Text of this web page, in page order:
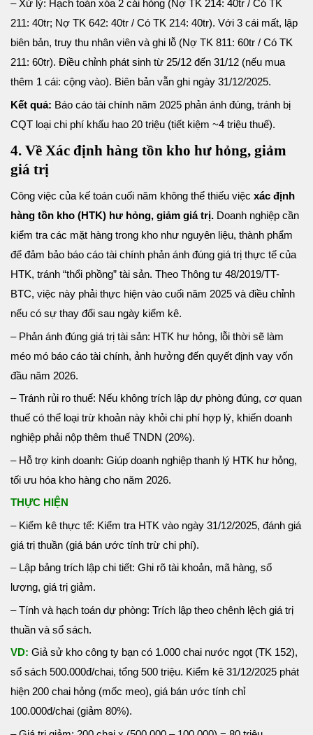
– Xử lý: Hạch toán xóa 2 cái hỏng (Nợ TK 214: 40tr / Có TK
211: 40tr; Nợ TK 642: 40tr / Có TK 214: 40tr). Với 3 cái mất, lập
biên bản, truy thu nhân viên và ghi lỗ (Nợ TK 811: 60tr / Có TK
211: 60tr). Điều chỉnh phát sinh từ 25/12 đến 31/12 (nếu mua
thêm 1 cái: cộng vào). Biên bản vẫn ghi ngày 31/12/2025.
Kết quả: Báo cáo tài chính năm 2025 phản ánh đúng, tránh bị
CQT loại chi phí khấu hao 20 triệu (tiết kiệm ~4 triệu thuế).
4. Về Xác định hàng tồn kho hư hỏng, giảm
giá trị
Công việc của kế toán cuối năm không thể thiếu việc xác định
hàng tồn kho (HTK) hư hỏng, giảm giá trị. Doanh nghiệp cần
kiểm tra các mặt hàng trong kho như nguyên liệu, thành phẩm
để đảm bảo báo cáo tài chính phản ánh đúng giá trị thực tế của
HTK, tránh “thổi phồng” tài sản. Theo Thông tư 48/2019/TT-
BTC, việc này phải thực hiện vào cuối năm 2025 và điều chỉnh
nếu có sự thay đổi sau ngày kiểm kê.
– Phản ánh đúng giá trị tài sản: HTK hư hỏng, lỗi thời sẽ làm
méo mó báo cáo tài chính, ảnh hưởng đến quyết định vay vốn
đầu năm 2026.
– Tránh rủi ro thuế: Nếu không trích lập dự phòng đúng, cơ quan
thuế có thể loại trừ khoản này khỏi chi phí hợp lý, khiến doanh
nghiệp phải nộp thêm thuế TNDN (20%).
– Hỗ trợ kinh doanh: Giúp doanh nghiệp thanh lý HTK hư hỏng,
tối ưu hóa kho hàng cho năm 2026.
THỰC HIỆN
– Kiểm kê thực tế: Kiểm tra HTK vào ngày 31/12/2025, đánh giá
giá trị thuần (giá bán ước tính trừ chi phí).
– Lập bảng trích lập chi tiết: Ghi rõ tài khoản, mã hàng, số
lượng, giá trị giảm.
– Tính và hạch toán dự phòng: Trích lập theo chênh lệch giá trị
thuần và sổ sách.
VD: Giả sử kho công ty bạn có 1.000 chai nước ngọt (TK 152),
sổ sách 500.000đ/chai, tổng 500 triệu. Kiểm kê 31/12/2025 phát
hiện 200 chai hỏng (mốc meo), giá bán ước tính chỉ
100.000đ/chai (giảm 80%).